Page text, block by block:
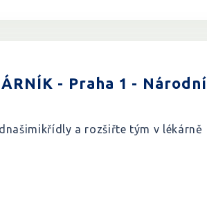
- Praha 1 - Národní
a rozšiřte tým v lékárně